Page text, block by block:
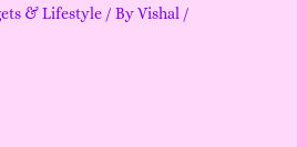
& Lifestyle/ ByVishal /